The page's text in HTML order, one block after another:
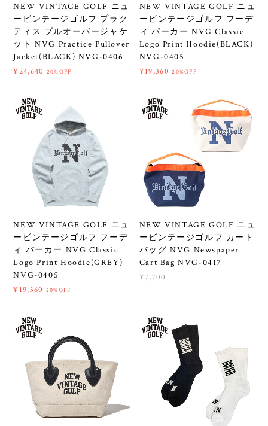
NEW VINTAGE GOLF ニュ
ービンテージゴルフ プラク
ティス プルオーバージャケ
ット NVG Practice Pullover
Jacket(BLACK) NVG-0406
¥24,640 20%OFF
NEW VINTAGE GOLF ニュ
ービンテージゴルフ フーデ
ィ パーカー NVG Classic
Logo Print Hoodie(BLACK)
NVG-0405
¥19,360 20%OFF
NEW VINTAGE GOLF ニュ
ービンテージゴルフ フーデ
ィ パーカー NVG Classic
Logo Print Hoodie(GREY)
NVG-0405
¥19,360 20%OFF
NEW VINTAGE GOLF ニュ
ービンテージゴルフ カート
バッグ NVG Newspaper
Cart Bag NVG-0417
¥7,700